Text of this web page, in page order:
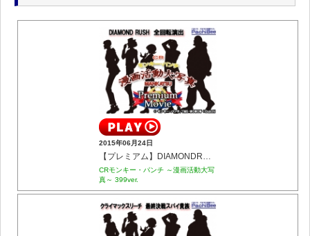
2015年06月24日
【プレミアム】DIAMONDRUSH 全回転演出
CRモンキー・パンチ ～漫画活動大写
真～ 399ver.